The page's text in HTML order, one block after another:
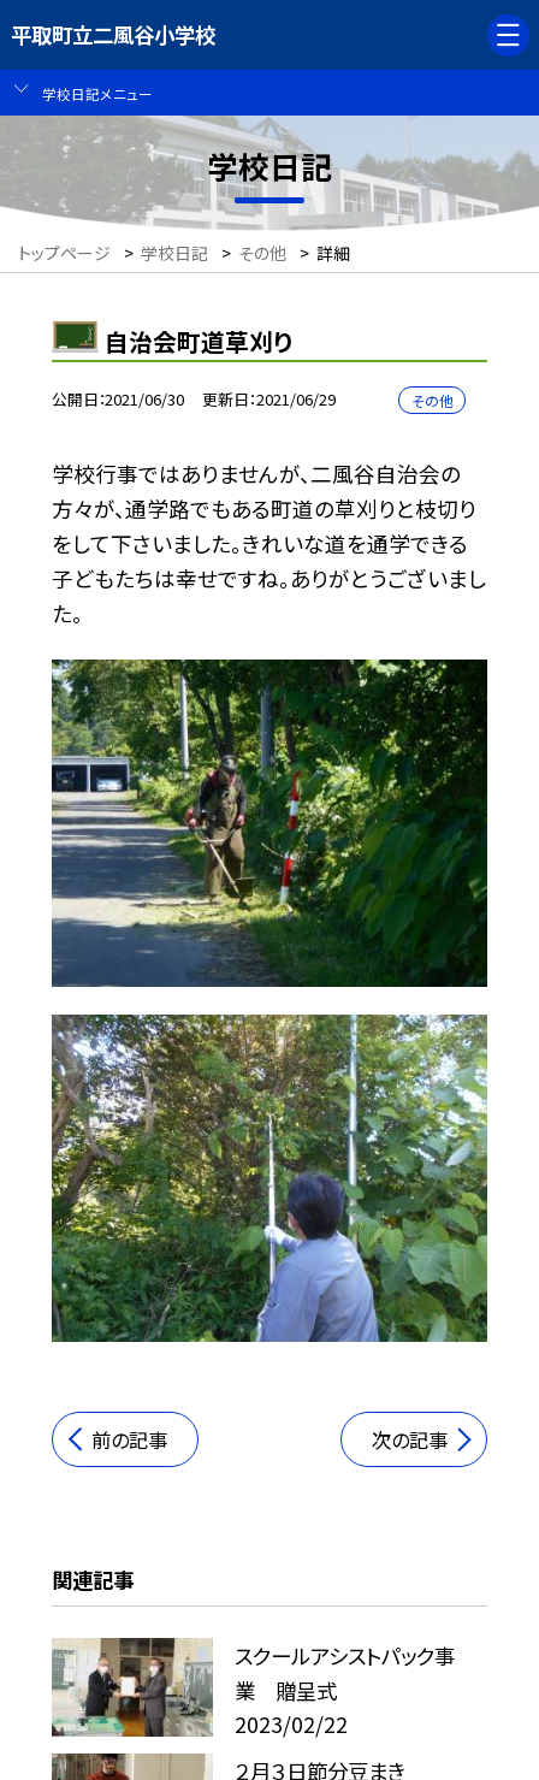
平取町立二風谷小学校
学校日記メニュー
学校日記
トップページ > 学校日記 > その他 > 詳細
自治会町道草刈り
公開日 2021/06/30 更新日 2021/06/29 その他
学校行事ではありませんが、二風谷自治会の
方々が、通学路でもある町道の草刈りと枝切り
をして下さいました。きれいな道を通学できる
子どもたちは幸せですね。ありがとうございまし
た。
前の記事 次の記事
関連記事
スクールアシストパック事
業 贈呈式
2023/02/22
２月３日節分豆まき